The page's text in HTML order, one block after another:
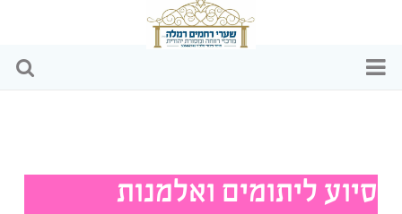
הפעילויות שלנו
סיוע ליתומים ואלמנות